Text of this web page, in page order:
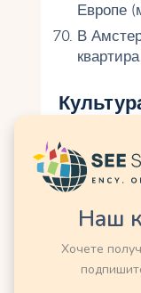
Европе
В
27
во
Наш
Хочете